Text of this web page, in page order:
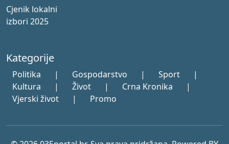
Cjenik lokalni
izbori 2025
Kategorije
Politika | Gospodarstvo | Sport
|
Kultura
| Život | Crna Kronika
|
Vjerski život
| Promo